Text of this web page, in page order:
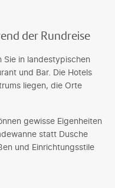
der Rundreise
Sie in landestypischen
und Bar. Die Hotels
liegen, die Orte
gewisse Eigenheiten
statt Dusche
und Einrichtungsstile